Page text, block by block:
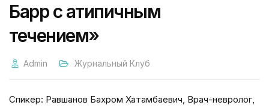
Барр с атипичным
течением»
Admin Журнальный Клуб
Спикер: Равшанов Бахром Хатамбаевич, Врач-невролог,